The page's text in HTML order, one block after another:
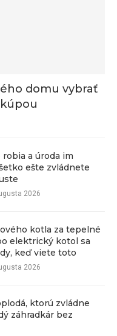
domu vybrať
a úroda im
ešte zvládnete
2026
kotla za tepelné
elektrický kotol sa
keď viete toto
2026
ktorú zvládne
záhradkár bez